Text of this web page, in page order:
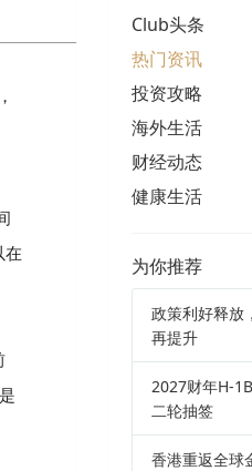
在
Club头条
热门资讯
投资攻略
海外生活
财经动态
健康生活
为你推荐
政策利好释放
再提升
2027财年H-
二轮抽签
香港重返全球